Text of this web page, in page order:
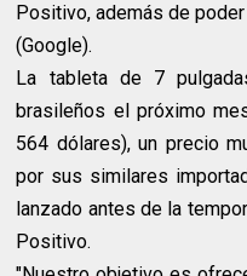
Positivo, además de
(Google).
La tableta de 7
brasileños el próximo
564 dólares), un precio
por sus similares
lanzado antes de la
Positivo.